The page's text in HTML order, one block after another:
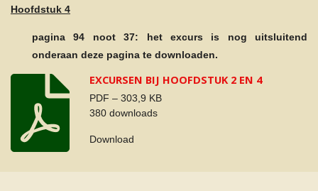
Hoofdstuk 4
pagina 94 noot 37: het excurs is nog uitsluitend
onderaan deze pagina te downloaden.
EXCURSEN BIJ HOOFDSTUK 2 EN 4
PDF – 303,9 KB
380 downloads
Download